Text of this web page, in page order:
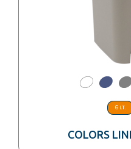
6 LT.
COLORS